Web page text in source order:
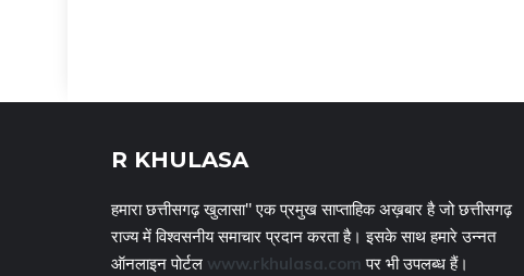
R KHULASA
हमारा छत्तीसगढ़ खुलासा" एक प्रमुख साप्ताहिक अख़बार है जो छत्तीसगढ़
राज्य में विश्वसनीय समाचार प्रदान करता है। इसके साथ हमारे उन्नत
ऑनलाइन पोर्टल www.rkhulasa.com पर भी उपलब्ध हैं।